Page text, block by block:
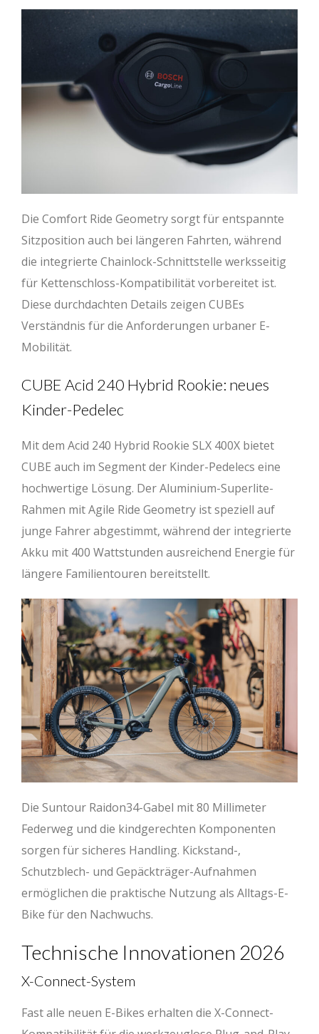
Die Comfort Ride Geometry sorgt für entspannte
Sitzposition auch bei längeren Fahrten, während
die integrierte Chainlock-Schnittstelle werksseitig
für Kettenschloss-Kompatibilität vorbereitet ist.
Diese durchdachten Details zeigen CUBEs
Verständnis für die Anforderungen urbaner E-
Mobilität.
CUBE Acid 240 Hybrid Rookie: neues
Kinder-Pedelec
Mit dem Acid 240 Hybrid Rookie SLX 400X bietet
CUBE auch im Segment der Kinder-Pedelecs eine
hochwertige Lösung. Der Aluminium-Superlite-
Rahmen mit Agile Ride Geometry ist speziell auf
junge Fahrer abgestimmt, während der integrierte
Akku mit 400 Wattstunden ausreichend Energie für
längere Familientouren bereitstellt.
Die Suntour Raidon34-Gabel mit 80 Millimeter
Federweg und die kindgerechten Komponenten
sorgen für sicheres Handling. Kickstand-,
Schutzblech- und Gepäckträger-Aufnahmen
ermöglichen die praktische Nutzung als Alltags-E-
Bike für den Nachwuchs.
Technische Innovationen 2026
X-Connect-System
Fast alle neuen E-Bikes erhalten die X-Connect-